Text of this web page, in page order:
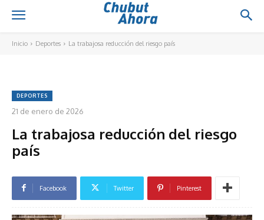
Inicio Deportes La trabajosa reducción del riesgo país
DEPORTES
21 de enero de 2026
La trabajosa reducción del riesgo
país
Facebook Twitter Pinterest